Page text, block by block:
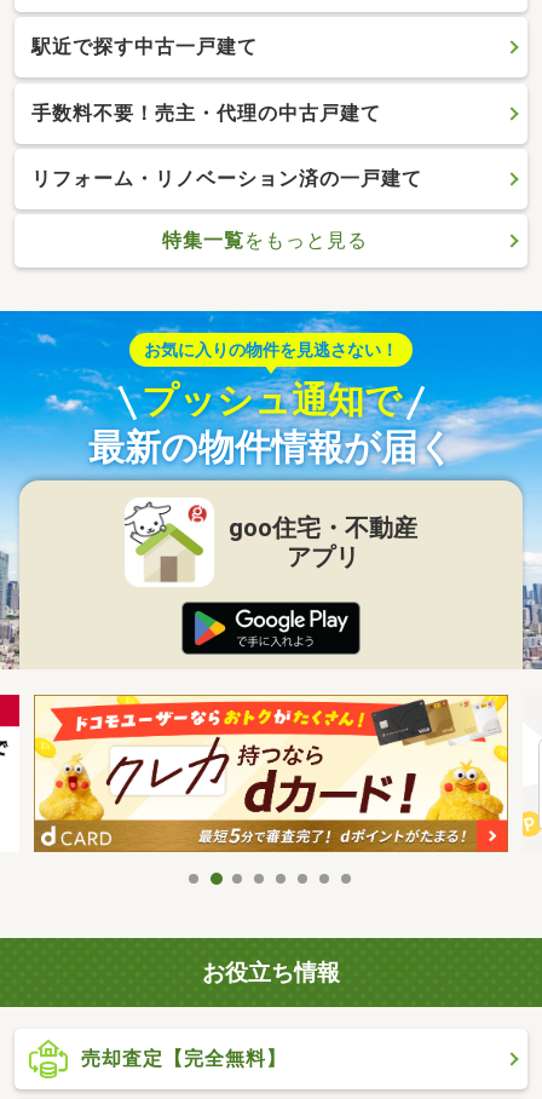
駅近で探す中古一戸建て
手数料不要！売主・代理の中古戸建て
リフォーム・リノベーション済の一戸建て
特集一覧をもっと見る
お気に入りの物件を見逃さない！
プッシュ通知で
最新の物件情報が届く
goo住宅・不動産
アプリ
お役立ち情報
売却査定【完全無料】